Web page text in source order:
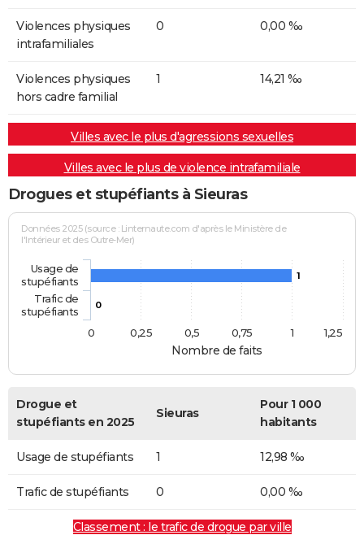
Violences physiques
intrafamiliales
0 0,00 ‰
Violences physiques
hors cadre familial
1 14,21 ‰
Villes avec le plus d'agressions sexuelles
Villes avec le plus de violence intrafamiliale
Drogues et stupéfiants à Sieuras
Nombre de faits
Données 2025 (source : Linternaute.com d'après le Ministère de
l'Intérieur et des Outre-Mer)
1
0
Usage de
stupéfiants
Trafic de
stupéfiants
0
1
0,25 0,5 0,75 1,25
Drogue et
stupéfiants en 2025
Sieuras
Pour 1 000
habitants
Usage de stupéfiants 1 12,98 ‰
Trafic de stupéfiants 0 0,00 ‰
Classement : le trafic de drogue par ville